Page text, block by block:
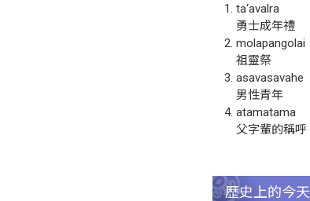
ta‘avalra
勇士成年禮
molapangolai
祖靈祭
asavasavahe
男性青年
atamatama
父字輩的稱呼
歷史上的今天